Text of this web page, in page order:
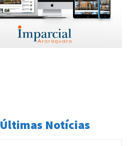
Últimas Notícias